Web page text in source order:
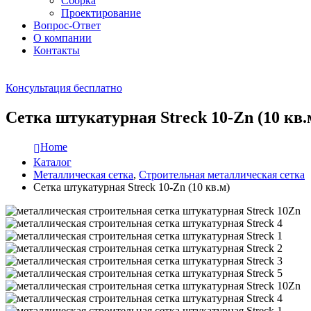
Проектирование
Вопрос-Ответ
О компании
Контакты
Консультация бесплатно
Сетка штукатурная Streck 10-Zn (10
Home
Каталог
Металлическая сетка, Строительная металлическая сетка
Сетка штукатурная Streck 10-Zn (10 кв.м)